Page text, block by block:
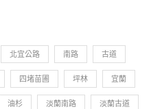
北宜公路 南路 古道
四堵苗圃 坪林 宜蘭
油杉 淡蘭南路 淡蘭古道